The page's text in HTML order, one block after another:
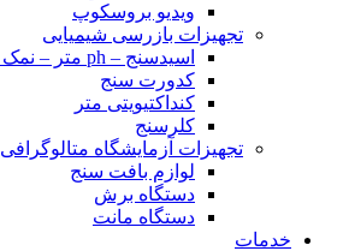
ویدیو بروسکوپ
تجهیزات بازرسی شیمیایی
اسیدسنج – ph متر – نمک سنج
کدورت سنج
کنداکتیویتی متر
کلرسنج
تجهیزات آزمایشگاه متالوگرافی
لوازم بافت سنج
دستگاه برش
دستگاه مانت
خدمات